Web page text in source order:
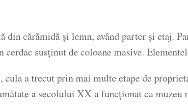
din cărămidă și lemn, având parter și etaj.
cerdac susținut de coloane masive.
a trecut prin mai multe etape de
a secolului XX a funcționat ca